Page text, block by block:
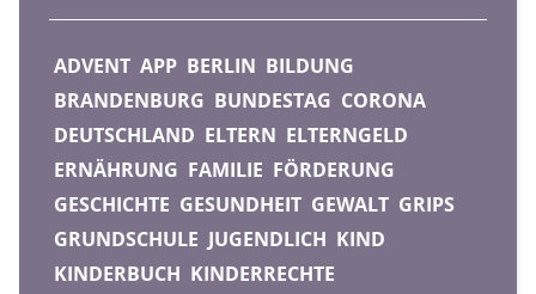
ADVENT APP BERLIN BILDUNG
BRANDENBURG BUNDESTAG CORONA
DEUTSCHLAND ELTERN ELTERNGELD
ERNÄHRUNG FAMILIE FÖRDERUNG
GESCHICHTE GESUNDHEIT GEWALT GRIPS
GRUNDSCHULE JUGENDLICH KIND
KINDERBUCH KINDERRECHTE